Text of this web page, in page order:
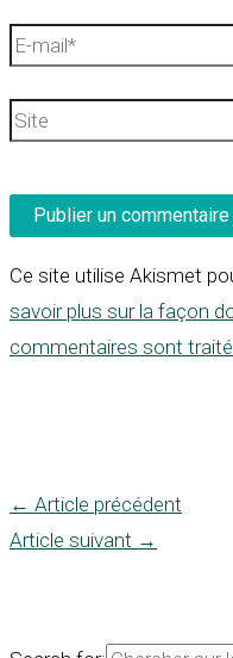
E-
Site
Ce site utilise Akismet
savoir plus sur la façon
commentaires sont
← Article précédent
Article suivant →